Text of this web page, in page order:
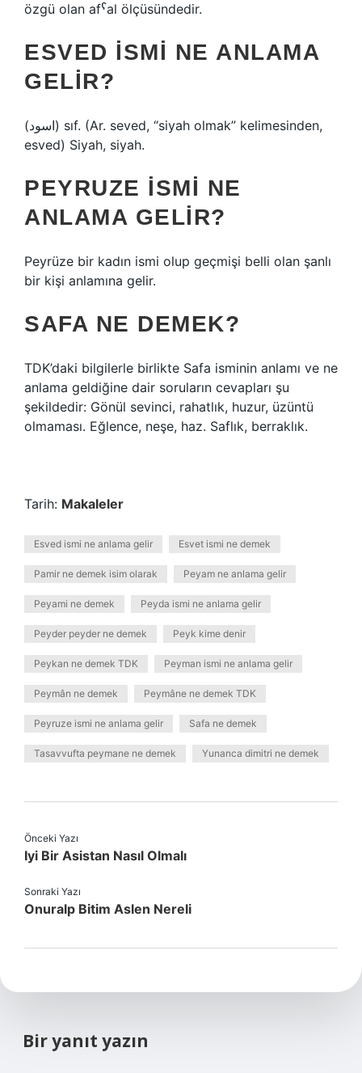
özgü olan afˁal ölçüsündedir.
ESVED ISMI NE ANLAMA
GELIR?
(ﺍﺳﻮﺩ) sıf. (Ar. seved, “siyah olmak” kelimesinden,
esved) Siyah, siyah.
PEYRUZE ISMI NE
ANLAMA GELIR?
Peyrüze bir kadın ismi olup geçmişi belli olan şanlı
bir kişi anlamına gelir.
SAFA NE DEMEK?
TDK’daki bilgilerle birlikte Safa isminin anlamı ve ne
anlama geldiğine dair soruların cevapları şu
şekildedir: Gönül sevinci, rahatlık, huzur, üzüntü
olmaması. Eğlence, neşe, haz. Saflık, berraklık.
Tarih: Makaleler
Esved ismi ne anlama gelir Esvet ismi ne demek
Pamir ne demek isim olarak Peyam ne anlama gelir
Peyami ne demek Peyda ismi ne anlama gelir
Peyder peyder ne demek Peyk kime denir
Peykan ne demek TDK Peyman ismi ne anlama gelir
Peymân ne demek Peymâne ne demek TDK
Peyruze ismi ne anlama gelir Safa ne demek
Tasavvufta peymane ne demek Yunanca dimitri ne demek
Önceki Yazı
Iyi Bir Asistan Nasıl Olmalı
Sonraki Yazı
Onuralp Bitim Aslen Nereli
Bir yanıt yazın